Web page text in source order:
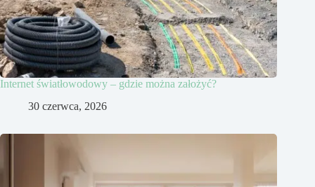
Internet światłowodowy – gdzie można założyć?
30 czerwca, 2026